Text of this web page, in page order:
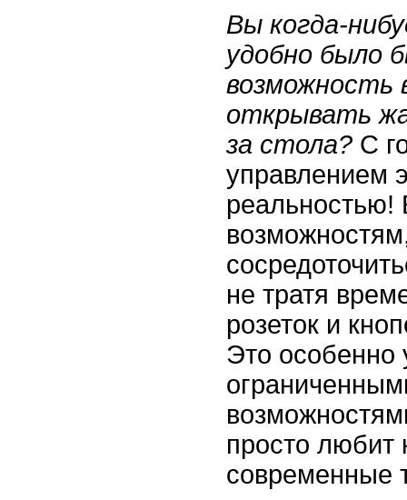
Вы когда-
удобно было
возможность
открывать
за стола? С
управлением
реальностью!
не тратя
розеток и
Это особенно
просто любит
современные